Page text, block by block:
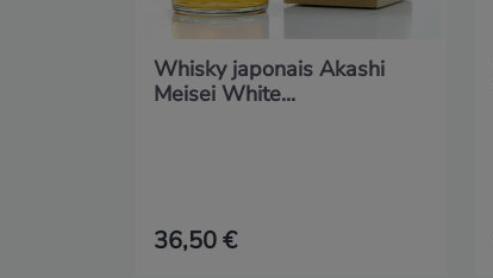
Whisky japonais Akashi
Meisei White...
36,50 €